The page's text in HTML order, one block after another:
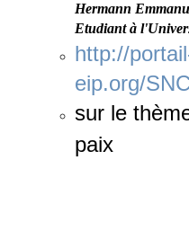
Hermann
Etudiant à
http://
eip.org/
sur le
paix